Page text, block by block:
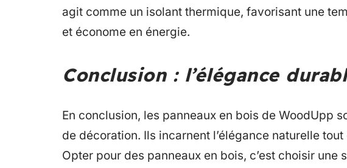
agit comme un isolant thermique, favorisant une
et économe en énergie.
Conclusion : l’élégance
En conclusion, les panneaux en bois de WoodUpp
de décoration. Ils incarnent l’élégance naturelle
Opter pour des panneaux en bois, c’est choisir une